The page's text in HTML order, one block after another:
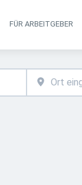
FÜR ARBEITGEBER